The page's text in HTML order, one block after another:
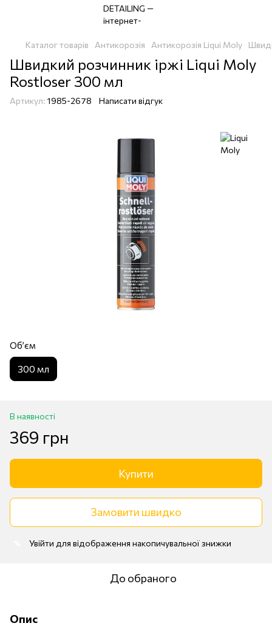
Каталог товарів Антикорозія Антикорозія Liqui Moly
Швидкий розчинник іржі Liqui Moly
Rostloser 300 мл
Артикул: 1985-2678 Написати відгук
Обʼєм
300 мл
В наявності
369 грн
Купити
Замовити швидко
Увійти для відображення накопичувальної знижки
До обраного
Опис